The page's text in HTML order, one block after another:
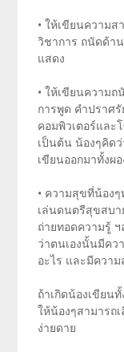
• ให้เขียนความ
วิชาการ ถนัดด้า
แสดง
• ให้เขียนความถ
การพูด คำปราศ
คอมพิวเตอร์และ
เป็นต้น น้องๆคิด
เขียนออกมาทั้งผอ
• ความสุขที่น้อง
เล่นดนตรีสุขสบ
ถ่ายทอดความรู้
ว่าตนเองนั้นมีคว
อะไร และมีควา
ถ้าเกิดน้องเขียน
ให้น้องๆสามารถ
ง่ายดาย